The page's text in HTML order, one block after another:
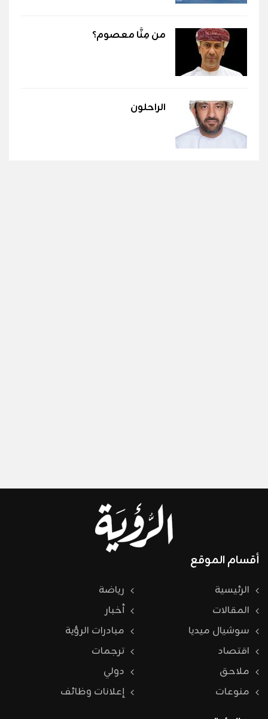
من مِنَّا معصوم؟
الراحلون
أقسام الموقع
الرئيسية
رياضة
المقالات
أخبار
سوشيال ميديا
مبادرات الرؤية
اقتصاد
ترجمات
ملاحق
دولي
منوعات
إعلانات وظائف